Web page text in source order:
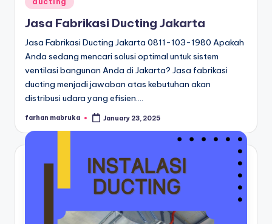
Jasa Fabrikasi Ducting Jakarta
Jasa Fabrikasi Ducting Jakarta 0811-103-1980 Apakah
Anda sedang mencari solusi optimal untuk sistem
ventilasi bangunan Anda di Jakarta? Jasa fabrikasi
ducting menjadi jawaban atas kebutuhan akan
distribusi udara yang efisien.…
Posted
farhan mabruka January 23, 2025